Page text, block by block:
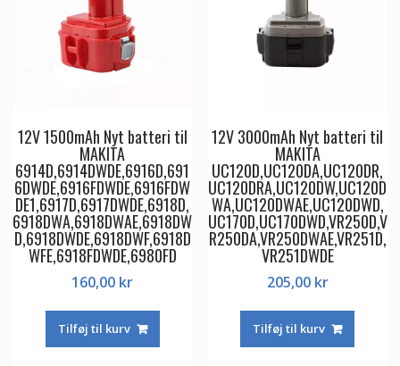
12V 1500mAh Nyt batteri til
MAKITA
6914D,6914DWDE,6916D,691
6DWDE,6916FDWDE,6916FDW
DE1,6917D,6917DWDE,6918D,
6918DWA,6918DWAE,6918DW
D,6918DWDE,6918DWF,6918D
WFE,6918FDWDE,6980FD
160,00 kr
Tilføj til kurv
12V 3000mAh Nyt batteri til
MAKITA
UC120D,UC120DA,UC120DR,
UC120DRA,UC120DW,UC120D
WA,UC120DWAE,UC120DWD,
UC170D,UC170DWD,VR250D,V
R250DA,VR250DWAE,VR251D,
VR251DWDE
205,00 kr
Tilføj til kurv